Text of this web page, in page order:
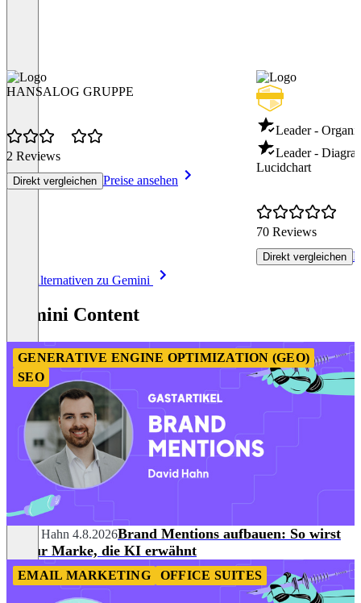
HANSALOG GRUPPE
2 Reviews
Direkt vergleichen Preise ansehen
Leader -
Leader -
Lucidchart
70 Reviews
Direkt vergleichen
Alle Alternativen zu Gemini
Gemini Content
GENERATIVE ENGINE OPTIMIZATION (GEO)
SEO
David Hahn 4.8.2026Brand Mentions aufbauen: So wirst
du zur Marke, die KI erwähnt
EMAIL MARKETING OFFICE SUITES